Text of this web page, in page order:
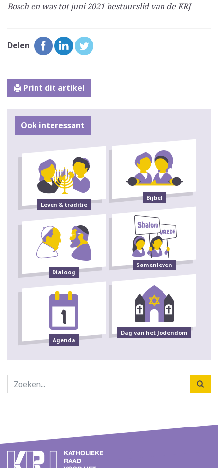
Bosch en was tot juni 2021 bestuurslid van de KRJ
Delen
Print dit artikel
Ook interessant
Leven & traditie
Bijbel
Dialoog
Samenleven
Agenda
Dag van het Jodendom